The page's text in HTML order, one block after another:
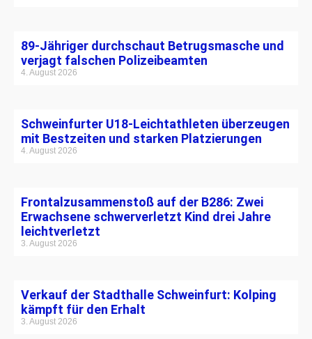
89-Jähriger durchschaut Betrugsmasche und
verjagt falschen Polizeibeamten
4. August 2026
Schweinfurter U18-Leichtathleten überzeugen
mit Bestzeiten und starken Platzierungen
4. August 2026
Frontalzusammenstoß auf der B286: Zwei
Erwachsene schwerverletzt Kind drei Jahre
leichtverletzt
3. August 2026
Verkauf der Stadthalle Schweinfurt: Kolping
kämpft für den Erhalt
3. August 2026